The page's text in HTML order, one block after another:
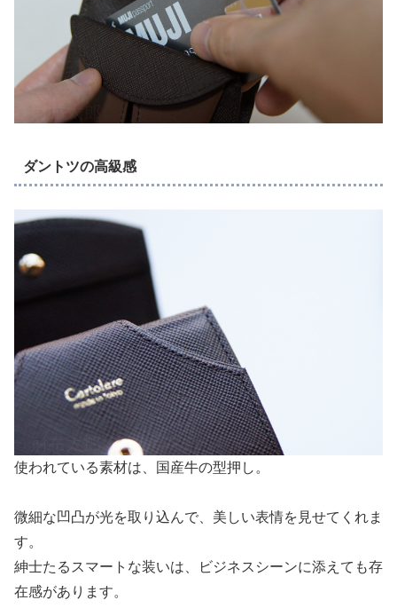
ダントツの高級感
使われている素材は、国産牛の型押し。
微細な凹凸が光を取り込んで、美しい表情を見せてくれま
す。
紳士たるスマートな装いは、ビジネスシーンに添えても存
在感があります。